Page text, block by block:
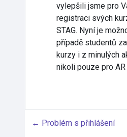
vylepšili jsme pro
registraci svých
STAG. Nyní je
případě studentů
kurzy i z minulých
nikoli pouze pro AR
← Problém s přihlášení